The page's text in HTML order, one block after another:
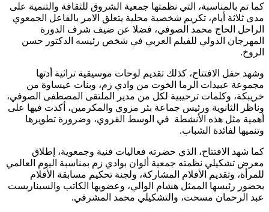
كما تم بالمناسبة، التي نظمتها جمعية الشروق للثقافة والتنمية على
مدى ثلاثة أيام، تكريم شخصية محلية يتعلق الامر بالفاعل الجمعوي
الراحل الحاج محمد الصوفي، فضلا عن ضيف شرف الدورة
المهرجان الدولي للفيلم العربي في شخص رئيسه الدكتور حسن
الروخ.
وشهد حفل الافتتاح، كذلك تقديم لوحات موسيقية تراثية أدتها
مجموعة عبيدات الرما الخوت من وادي زم، وبنات عيساوة من
خريبكة، وكلمات ترحيبية لكل من مدير الملتقى المصطفى الصوفي،
وناظر الثانوية ورئيس جماعة بئر مزوي والمكرمين، أكدت فيها على
أهمية مثل هذه الأنشطة في الوسط القروي، وضرورة تطويرها
وتنميها لفائدة الشباب.
كما شهد الافتتاح، الذي حضرته فعاليات فنية وجمعوية، إطلاق
معرض تشكيلي نظمته جمعية ألوان بوادي زم بمناسبة اليوم العالمي
للمرأة، وتقديم الأفلام المشاركة، ولجنة تحكيم مسابقة الأفلام
بحضور رئيسها الممثل هشام الوالي، وعضويها الكاتب والسيناريست
عبد الرحمان مسحت، والتشكيلي محمد المشرفي.